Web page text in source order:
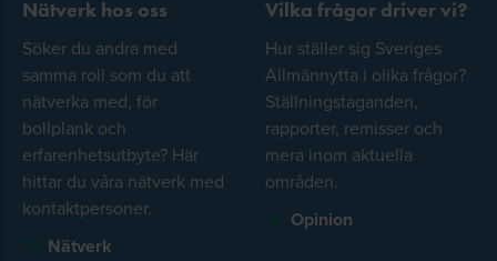
Nätverk hos oss
Söker du andra med
samma roll som du att
nätverka med, för
bollplank och
erfarenhetsutbyte? Här
hittar du våra nätverk med
kontaktpersoner.
Nätverk
Vilka frågor driver vi?
Hur ställer sig Sveriges
Allmännytta i olika frågor?
Ställningstaganden,
rapporter, remisser och
mera inom aktuella
områden.
Opinion